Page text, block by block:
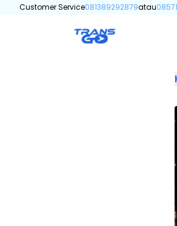
Customer Service081389292879atau